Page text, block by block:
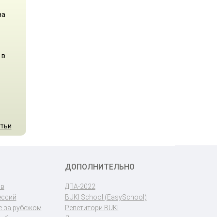
за рубежом
ДОПОЛНИТЕЛЬНО
ДПА-2022
BUKI School (EasySchool)
Репетитори BUKI